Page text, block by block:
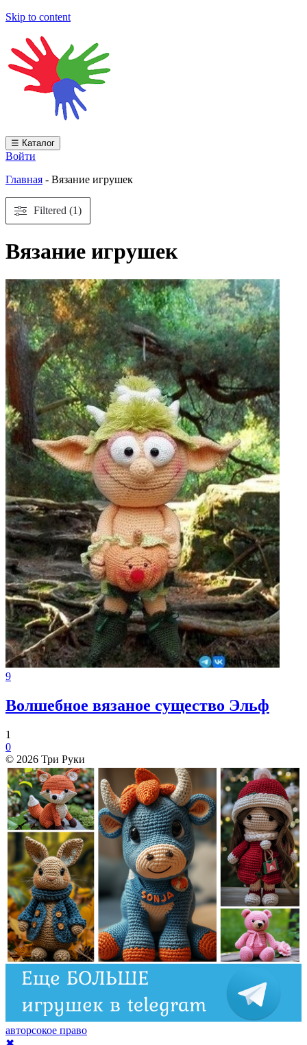
Skip to content
☰ Каталог
Войти
Главная - Вязание игрушек
Filtered (1)
Вязание игрушек
9
Волшебное вязаное существо Эльф
1
0
© 2026 Три Руки
авторсокое право